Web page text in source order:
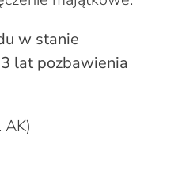
w stanie
lat pozbawienia